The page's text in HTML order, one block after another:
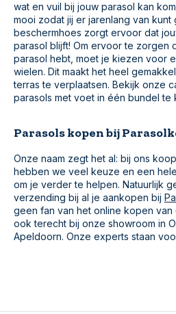
wat en vuil bij jouw parasol kan
mooi zodat jij er jarenlang van kunt
beschermhoes zorgt ervoor dat
parasol blijft! Om ervoor te zorgen
parasol hebt, moet je kiezen voor
wielen. Dit maakt het heel
terras te verplaatsen. Bekijk onze
parasols met voet in één bundel te
Parasols kopen bij
Onze naam zegt het al: bij ons
hebben we veel keuze en een
om je verder te helpen. Natuurlijk
verzending bij al je aankopen bij
geen fan van het online kopen van
ook terecht bij onze showroom in
Apeldoorn. Onze experts staan